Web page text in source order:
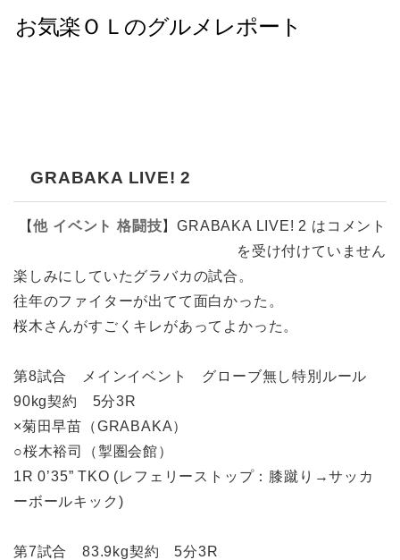
GRABAKA LIVE! 2
【他 イベント 格闘技】GRABAKA LIVE! 2 は コメント
を受け付けていません
楽しみにしていたグラバカの試合。
往年のファイターが出てて面白かった。
桜木さんがすごくキレがあってよかった。
第8試合 メインイベント グローブ無し特別ルール
90kg契約 5分3R
×菊田早苗（GRABAKA）
○桜木裕司（掣圏会館）
1R 0’35” TKO (レフェリーストップ：膝蹴り→サッカ
ーボールキック)
第7試合 83.9kg契約 5分3R